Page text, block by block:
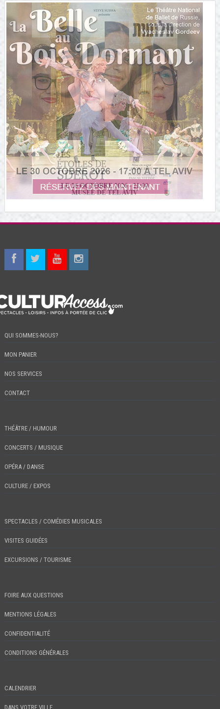
QUI SOMMES-NOUS?
MON PANIER
NOS SERVICES
CONTACT
THÉÂTRE / HUMOUR
CONCERTS / MUSIQUE
OPÉRA / DANSE
CULTURE / EXPOS
SPECTACLES / COMÉDIES MUSICALES
VISITES GUIDÉES
EXCURSIONS / TOURISME
FOIRE AUX QUESTIONS
MENTIONS LÉGALES
CONFIDENTIALITÉ
CONDITIONS GÉNÉRALES
CALENDRIER
DANS VOTRE VILLE